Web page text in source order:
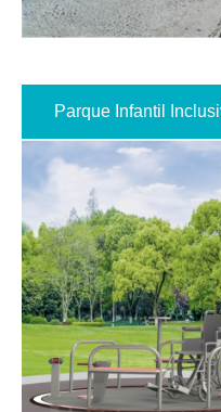
Parque Infantil